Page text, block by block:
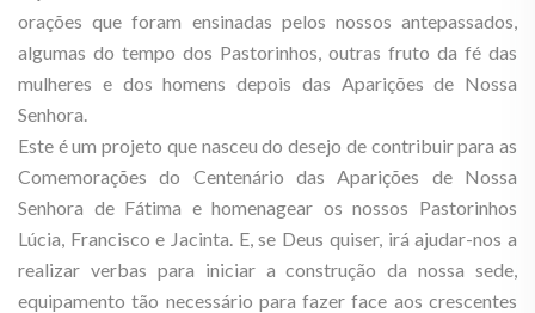
orações que foram ensinadas pelos nossos antepassados,
algumas do tempo dos Pastorinhos, outras fruto da fé das
mulheres e dos homens depois das Aparições de Nossa
Senhora.
Este é um projeto que nasceu do desejo de contribuir para as
Comemorações do Centenário das Aparições de Nossa
Senhora de Fátima e homenagear os nossos Pastorinhos
Lúcia, Francisco e Jacinta. E, se Deus quiser, irá ajudar-nos a
realizar verbas para iniciar a construção da nossa sede,
equipamento tão necessário para fazer face aos crescentes